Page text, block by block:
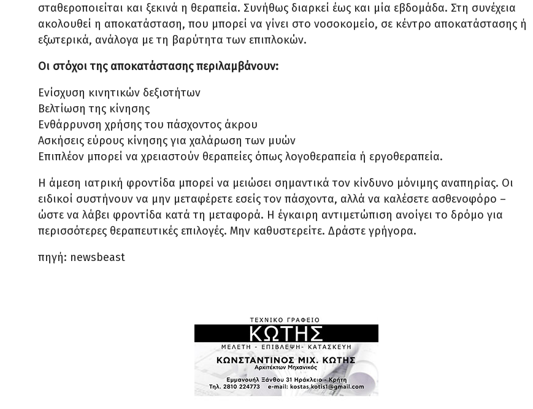
σταθεροποιείται και ξεκινά η θεραπεία. Συνήθως διαρκεί έως και μία εβδομάδα. Στη συνέχεια
ακολουθεί η αποκατάσταση, που μπορεί να γίνει στο νοσοκομείο, σε κέντρο αποκατάστασης ή
εξωτερικά, ανάλογα με τη βαρύτητα των επιπλοκών.
Οι στόχοι της αποκατάστασης περιλαμβάνουν:
Ενίσχυση κινητικών δεξιοτήτων
Βελτίωση της κίνησης
Ενθάρρυνση χρήσης του πάσχοντος άκρου
Ασκήσεις εύρους κίνησης για χαλάρωση των μυών
Επιπλέον μπορεί να χρειαστούν θεραπείες όπως λογοθεραπεία ή εργοθεραπεία.
Η άμεση ιατρική φροντίδα μπορεί να μειώσει σημαντικά τον κίνδυνο μόνιμης αναπηρίας. Οι
ειδικοί συστήνουν να μην μεταφέρετε εσείς τον πάσχοντα, αλλά να καλέσετε ασθενοφόρο –
ώστε να λάβει φροντίδα κατά τη μεταφορά. Η έγκαιρη αντιμετώπιση ανοίγει το δρόμο για
περισσότερες θεραπευτικές επιλογές. Μην καθυστερείτε. Δράστε γρήγορα.
πηγή: newsbeast